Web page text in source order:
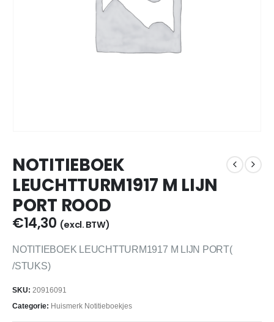
NOTITIEBOEK
LEUCHTTURM1917 M LIJN
PORT ROOD
€14,30 (excl. BTW)
NOTITIEBOEK LEUCHTTURM1917 M LIJN PORT(
/STUKS)
SKU: 20916091
Categorie: Huismerk Notitieboekjes